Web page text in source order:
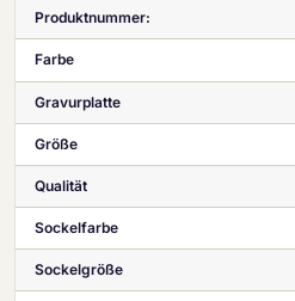
Produktnummer:
Farbe
Gravurplatte
Größe
Qualität
Sockelfarbe
Sockelgröße